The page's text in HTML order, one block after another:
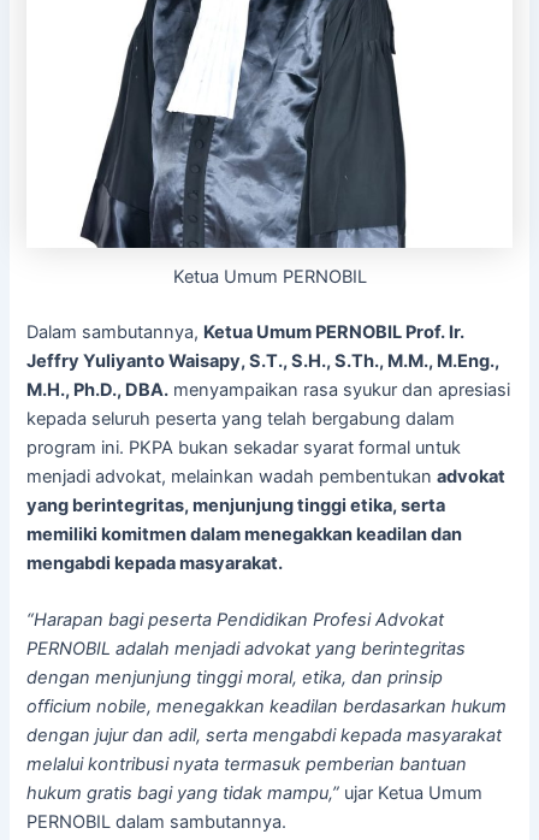
Ketua Umum PERNOBIL
Dalam sambutannya, Ketua Umum PERNOBIL Prof. Ir.
Jeffry Yuliyanto Waisapy, S.T., S.H., S.Th., M.M., M.Eng.,
M.H., Ph.D., DBA. menyampaikan rasa syukur dan apresiasi
kepada seluruh peserta yang telah bergabung dalam
program ini. PKPA bukan sekadar syarat formal untuk
menjadi advokat, melainkan wadah pembentukanadvokat
yang berintegritas, menjunjung tinggi etika, serta
memiliki komitmen dalam menegakkan keadilan dan
mengabdi kepada masyarakat.
“Harapan bagi peserta Pendidikan Profesi Advokat
PERNOBIL adalah menjadi advokat yang berintegritas
dengan menjunjung tinggi moral, etika, dan prinsip
officium nobile, menegakkan keadilan berdasarkan hukum
dengan jujur dan adil, serta mengabdi kepada masyarakat
melalui kontribusi nyata termasuk pemberian bantuan
hukum gratis bagi yang tidak mampu,” ujar Ketua Umum
PERNOBIL dalam sambutannya.